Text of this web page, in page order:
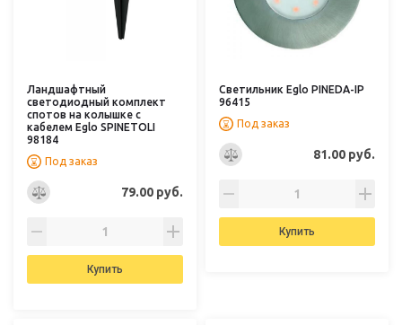
Ландшафтный
cветодиодный комплект
спотов на колышке с
кабелем Eglo SPINETOLI
98184
Под заказ
79.00 руб.
Купить
Светильник Eglo PINEDA-IP
96415
Под заказ
81.00 руб.
Купить